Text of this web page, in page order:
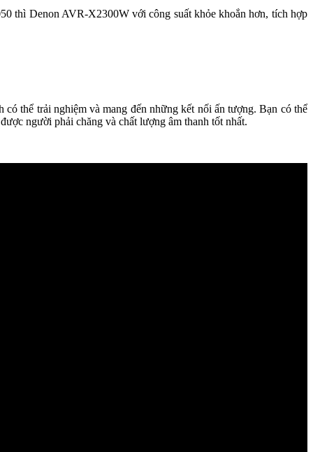
thì Denon AVR-X2300W với công suất khỏe khoắn hơn, tích hợp
thể trải nghiệm và mang đến những kết nối ấn tượng. Bạn có thể
người phải chăng và chất lượng âm thanh tốt nhất.